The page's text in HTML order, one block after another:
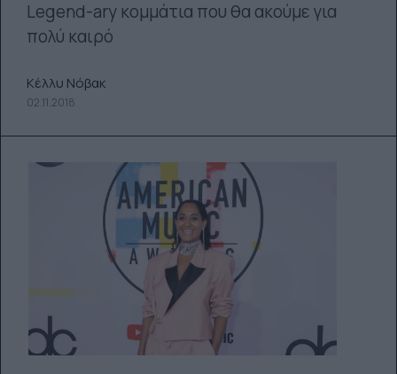
Legend-ary κομμάτια που θα ακούμε για
πολύ καιρό
Κέλλυ Νόβακ
02.11.2018